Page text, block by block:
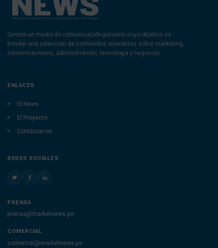
Somos un medio de comunicación peruano cuyo objetivo es
brindar una selección de contenidos relevantes sobre marketing,
comunicaciones, administración, tecnología y negocios.
ENLACES
El News
El Proyecto
Contáctanos
REDES SOCIALES
PRENSA
prensa@marketnews.pe
COMERCIAL
comercial@marketnews.pe